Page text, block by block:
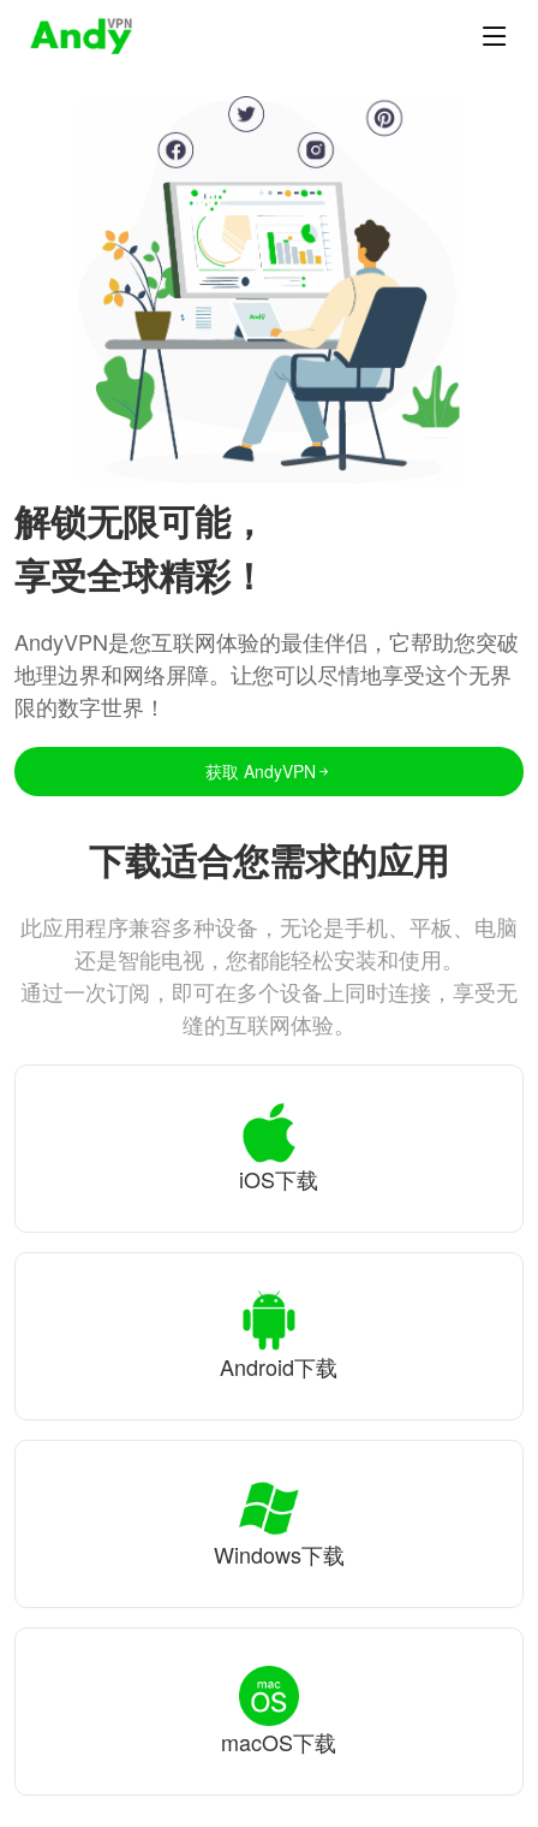
解锁无限可能，
享受全球精彩！
AndyVPN是您互联网体验的最佳伴侣，它帮助您突破
地理边界和网络屏障。让您可以尽情地享受这个无界
限的数字世界！
获取 AndyVPN
下载适合您需求的应用
此应用程序兼容多种设备，无论是手机、平板、电脑
还是智能电视，您都能轻松安装和使用。
通过一次订阅，即可在多个设备上同时连接，享受无
缝的互联网体验。
iOS下载
Android下载
Windows下载
macOS下载